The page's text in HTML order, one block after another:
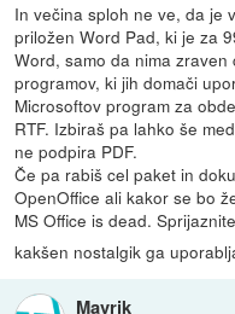
In večina sploh ne ve, da je
priložen Word Pad, ki je za
Word, samo da nima
programov, ki jih domači
Microsoftov program za
RTF. Izbiraš pa lahko še
ne podpira PDF.
Če pa rabiš cel paket in
OpenOffice ali kakor se bo
MS Office is dead.
kakšen nostalgik ga
Mavrik